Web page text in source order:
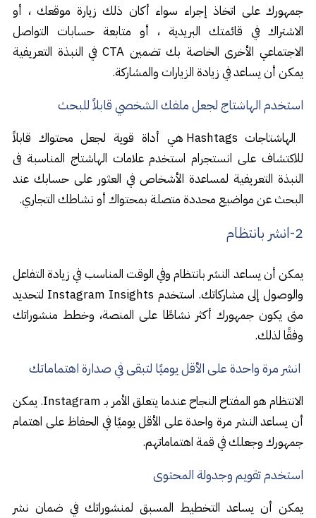
جمهورك على اتخاذ إجراء سواء أكان ذلك زيارة موقعك ، أو
الاشتراك في قائمتك البريدية ، أو متابعة حسابات التواصل
الاجتماعي الأخرى الخاصة بك تضمين CTA في النبذة التعريفية
يمكن أن يساعد في زيادة الزيارات والمشاركة.
استخدم الهاشتاج لجعل ملفك الشخصي قابلاً للبحث
الهاشتاجات Hashtags هي أداة قوية لجعل محتواك قابلاً
للاكتشاف على انستجرام استخدم علامات الهاشتاج المناسبة فى
النبذة التعريفية لمساعدة الأشخاص في العثور على حسابك عند
البحث عن مواضيع محددة متصلة بمحتواك أو نشاطك التجاري.
2-انشر بانتظام
يمكن أن يساعد النشر بانتظام وفي الوقت المناسب في زيادة التفاعل
والوصول إلى مشاركاتك. استخدم Instagram Insights لتحديد
متى يكون جمهورك أكثر نشاطًا على المنصة، وخطط منشوراتك
وفقًا لذلك.
انشر مرة واحدة على الأقل يوميًا لتبقى في صدارة اهتماماتك
الانتظام هو المفتاح النجاح عندما يتعلق الأمر بـ Instagram. يمكن
أن يساعد النشر مرة واحدة على الأقل يوميًا في الحفاظ على اهتمام
جمهورك وجعلك في قمة اهتماماتهم.
استخدم تقويم وجدولة المحتوى
يمكن أن يساعد التخطيط المسبق لمنشوراتك في ضمان نشر